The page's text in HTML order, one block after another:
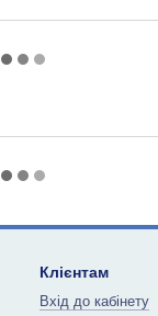
Клієнтам
Вхід до кабінету